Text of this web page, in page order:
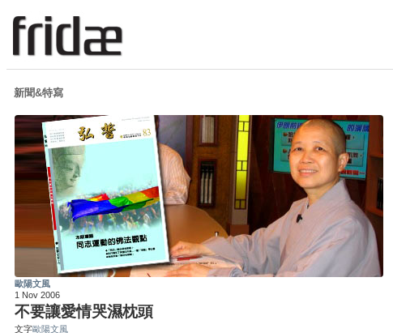
新聞&特寫
歐陽文風
1 Nov 2006
不要讓愛情哭濕枕頭
文字歐陽文風